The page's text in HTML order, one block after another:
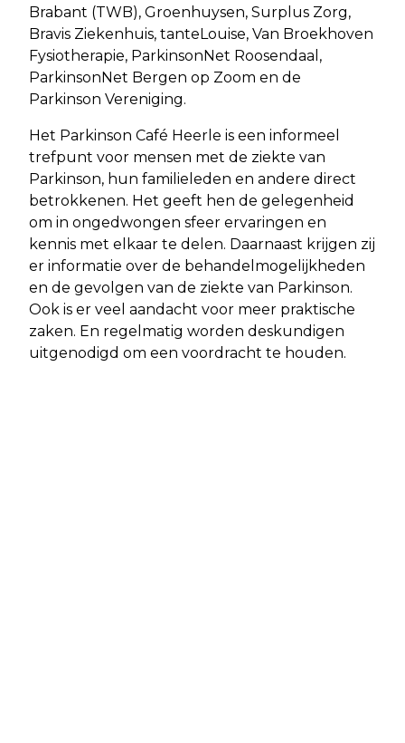
Brabant (TWB), Groenhuysen, Surplus Zorg,
Bravis Ziekenhuis, tanteLouise, Van Broekhoven
Fysiotherapie, ParkinsonNet Roosendaal,
ParkinsonNet Bergen op Zoom en de
Parkinson Vereniging.
Het Parkinson Café Heerle is een informeel
trefpunt voor mensen met de ziekte van
Parkinson, hun familieleden en andere direct
betrokkenen. Het geeft hen de gelegenheid
om in ongedwongen sfeer ervaringen en
kennis met elkaar te delen. Daarnaast krijgen zij
er informatie over de behandelmogelijkheden
en de gevolgen van de ziekte van Parkinson.
Ook is er veel aandacht voor meer praktische
zaken. En regelmatig worden deskundigen
uitgenodigd om een voordracht te houden.